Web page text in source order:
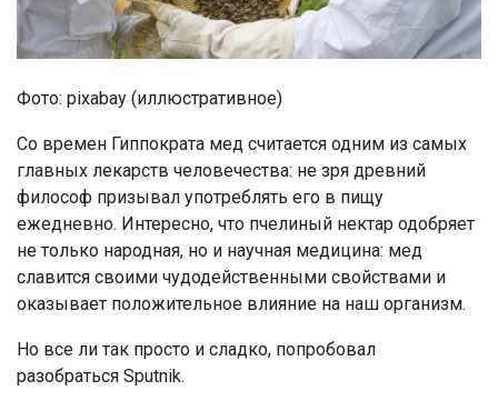
Фото: pixabay (иллюстративное)
Со времен Гиппократа мед считается одним из самых
главных лекарств человечества: не зря древний
философ призывал употреблять его в пищу
ежедневно. Интересно, что пчелиный нектар одобряет
не только народная, но и научная медицина: мед
славится своими чудодейственными свойствами и
оказывает положительное влияние на наш организм.
Но все ли так просто и сладко, попробовал
разобраться Sputnik.